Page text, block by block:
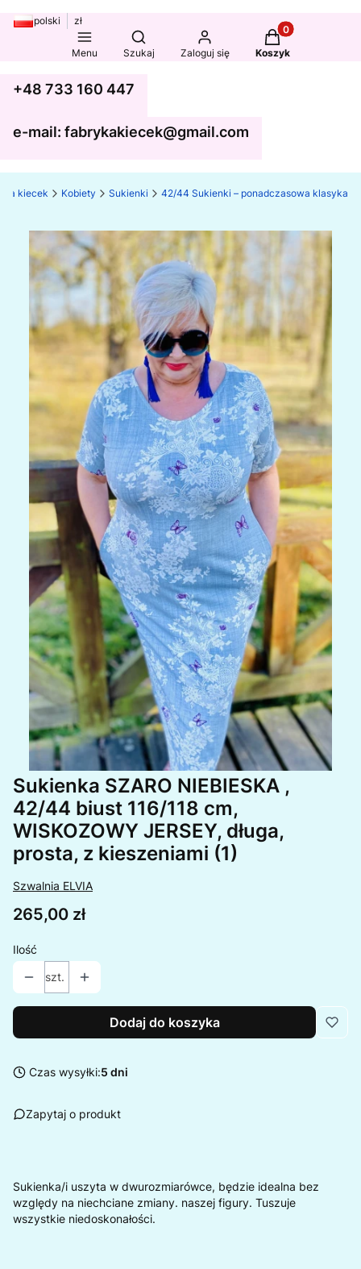
polski zł
Menu
Otwórz wyszukiwarkę
Szukaj Zaloguj się
Produkty w
Koszyk
+48 733 160 447
e-mail: fabrykakiecek@gmail.com
kiecek Kobiety Sukienki 42/44 Sukienki – ponadczasowa klasyka
Sukienka SZARO NIEBIESKA ,
42/44 biust 116/118 cm,
WISKOZOWY JERSEY, długa,
prosta, z kieszeniami (1)
Szwalnia ELVIA
Cena
265,00 zł
Ilość
szt.
Dodaj do koszyka
Czas wysyłki:5 dni
Zapytaj o produkt
Sukienka/i uszyta w dwurozmiarówce, będzie idealna bez
względy na niechciane zmiany. naszej figury. Tuszuje
wszystkie niedoskonałości.